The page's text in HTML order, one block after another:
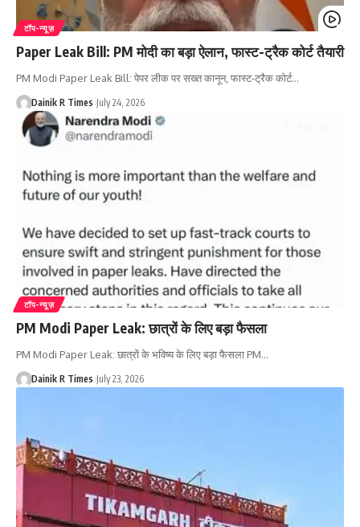
टॉप-न्यूज़
Paper Leak Bill: PM मोदी का बड़ा ऐलान, फास्ट-ट्रैक कोर्ट तैयारी
PM Modi Paper Leak Bill: पेपर लीक पर सख्त कानून, फास्ट-ट्रैक कोर्ट…
Dainik R Times July 24, 2026
टॉप-न्यूज़
PM Modi Paper Leak: छात्रों के लिए बड़ा फैसला
PM Modi Paper Leak: छात्रों के भविष्य के लिए बड़ा फैसला PM…
Dainik R Times July 23, 2026